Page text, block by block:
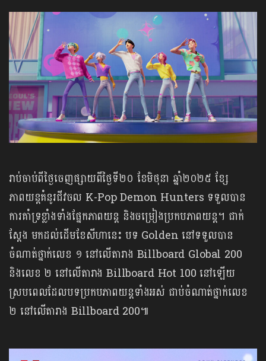
រាប់ចាប់ពីថ្ងៃចេញផ្សាយពីថ្ងៃទី២០ ខែមិថុនា ឆ្នាំ២០២៥ ខ្សែ
ភាពយន្តគំនូរជីវចល K-Pop Demon Hunters ទទួលបាន
ការគាំទ្រខ្លាំងទាំងផ្នែកភាពយន្ត និងចម្រៀងប្រកបភាពយន្ត។ ជាក់
ស្ដែង មកដល់ដើមខែសីហានេះ បទ Golden នៅទទួលបាន
ចំណាត់ថ្នាក់លេខ ១ នៅលើតារាង Billboard Global 200
និងលេខ ២ នៅលើតារាង Billboard Hot 100 នៅឡើយ
ស្របពេលដែលបទប្រកបភាពយន្តទាំងអស់ ជាប់ចំណាត់ថ្នាក់លេខ
២ នៅលើតារាង Billboard 200៕